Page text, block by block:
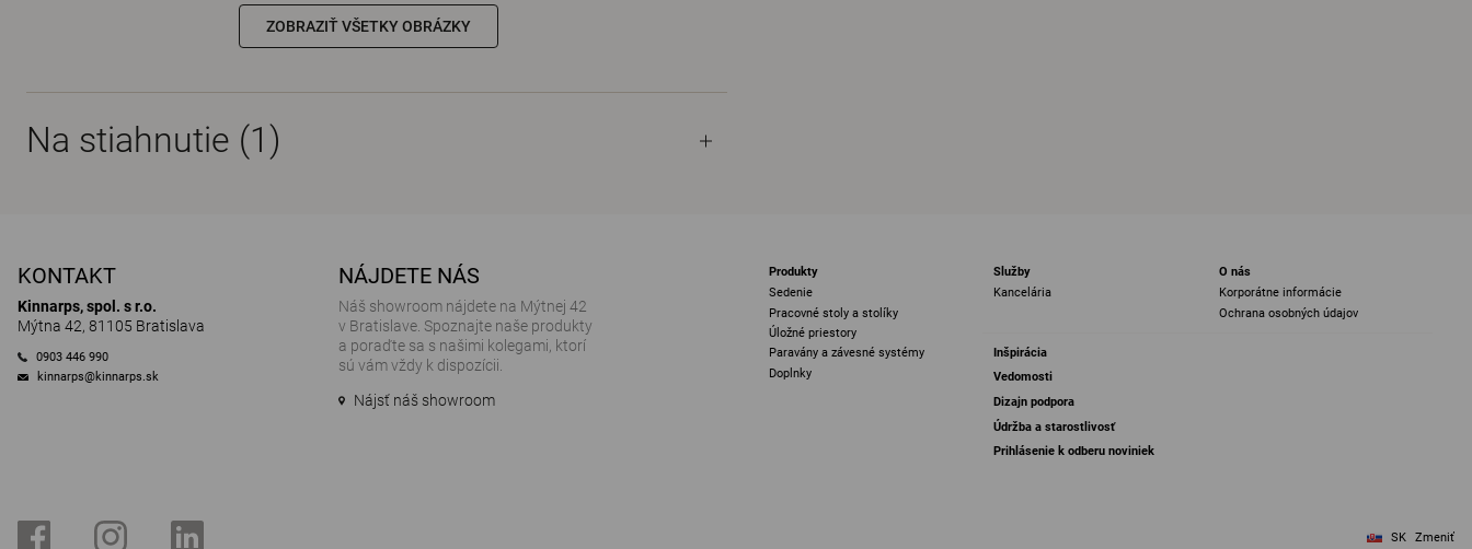
ZOBRAZIŤ VŠETKY OBRÁZKY
Na stiahnutie (1)
KONTAKT
Kinnarps, spol. s r.o.
Mýtna 42, 81105 Bratislava
0903 446 990
kinnarps@kinnarps.sk
NÁJDETE NÁS
Náš showroom nájdete na Mýtnej 42
v Bratislave. Spoznajte naše produkty
a poraďte sa s našimi kolegami, ktorí
sú vám vždy k dispozícii.
Nájsť náš showroom
Produkty
Sedenie
Pracovné stoly a stolíky
Úložné priestory
Paravány a závesné systémy
Doplnky
Služby
Kancelária
O nás
Korporátne informácie
Ochrana osobných údajov
Inšpirácia
Vedomosti
Dizajn podpora
Údržba a starostlivosť
Prihlásenie k odberu noviniek
SK Zmeniť